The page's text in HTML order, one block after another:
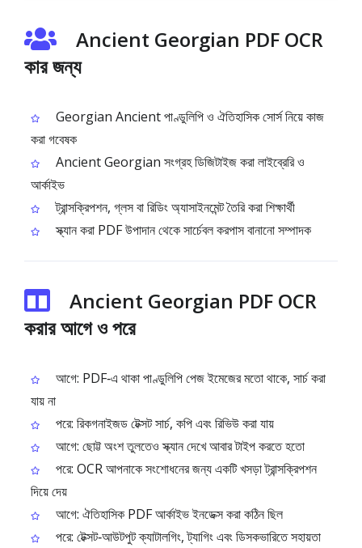
Ancient Georgian PDF OCR
কার জন্য
Georgian Ancient পাণ্ডুলিপি ও ঐতিহাসিক সোর্স নিয়ে কাজ
করা গবেষক
Ancient Georgian সংগ্রহ ডিজিটাইজ করা লাইব্রেরি ও
আর্কাইভ
ট্রান্সক্রিপশন, গ্লস বা রিডিং অ্যাসাইনমেন্ট তৈরি করা শিক্ষার্থী
স্ক্যান করা PDF উপাদান থেকে সার্চেবল করপাস বানানো সম্পাদক
Ancient Georgian PDF OCR
করার আগে ও পরে
আগে: PDF‑এ থাকা পাণ্ডুলিপি পেজ ইমেজের মতো থাকে, সার্চ করা
যায় না
পরে: রিকগনাইজড টেক্সট সার্চ, কপি এবং রিভিউ করা যায়
আগে: ছোট্ট অংশ তুলতেও স্ক্যান দেখে আবার টাইপ করতে হতো
পরে: OCR আপনাকে সংশোধনের জন্য একটি খসড়া ট্রান্সক্রিপশন
দিয়ে দেয়
আগে: ঐতিহাসিক PDF আর্কাইভ ইনডেক্স করা কঠিন ছিল
পরে: টেক্সট‑আউটপুট ক্যাটালগিং, ট্যাগিং এবং ডিসকভারিতে সহায়তা